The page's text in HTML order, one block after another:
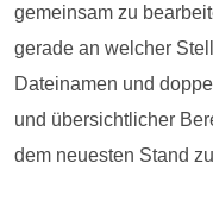
gemeinsam zu
gerade an welcher
Dateinamen und
und übersichtlicher
dem neuesten Stand